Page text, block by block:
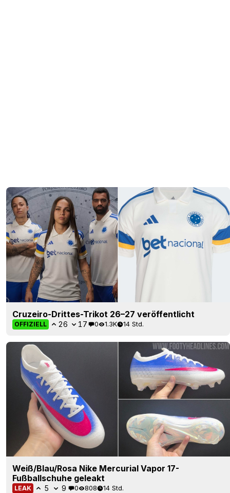
Cruzeiro-Drittes-Trikot 26–27 veröffentlicht
OFFIZIELL 26 17 0 1.3K 14 Std.
Weiß/Blau/Rosa Nike Mercurial Vapor 17-
Fußballschuhe geleakt
LEAK 5 9 0 808 14 Std.